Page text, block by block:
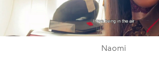
Video
Naomi